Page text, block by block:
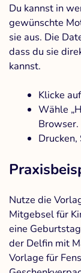
Du kannst in
gewünschte
sie aus. Die
dass du sie
kannst.
Klicke
Wähle
Browser.
Nutze die
Mitgebsel für
eine
der Delfin mit
Vorlage für